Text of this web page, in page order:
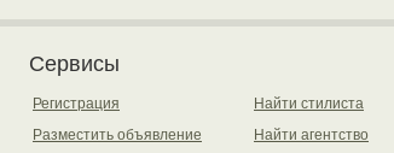
Сервисы
Регистрация
Разместить объявление
Найти стилиста
Найти агентство